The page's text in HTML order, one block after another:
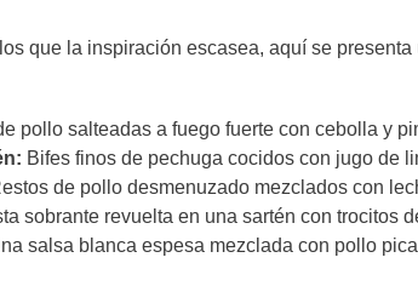
que la inspiración escasea, aquí se
pollo salteadas a fuego fuerte con cebolla y
Bifes finos de pechuga cocidos con jugo de
de pollo desmenuzado mezclados con
sobrante revuelta en una sartén con trocitos
salsa blanca espesa mezclada con pollo